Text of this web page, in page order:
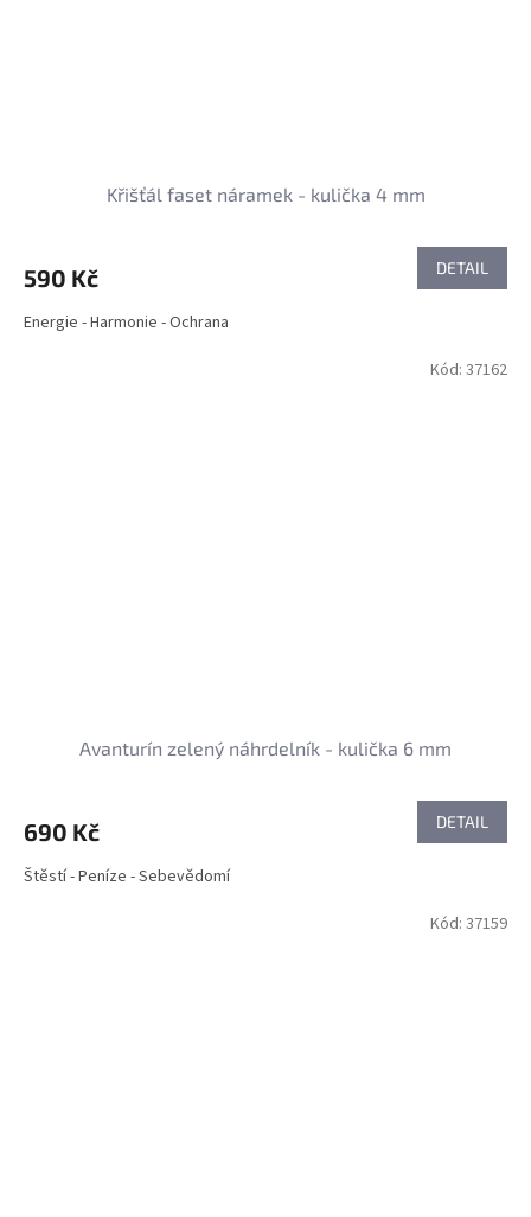
Křišťál faset náramek - kulička 4 mm
590 Kč DETAIL
Energie - Harmonie - Ochrana
Avanturín zelený náhrdelník - kulička 6 mm
690 Kč DETAIL
Štěstí - Peníze - Sebevědomí
Kód: 37162
Kód: 37159